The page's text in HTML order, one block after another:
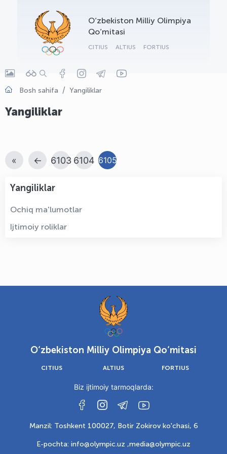
O‘zbekiston Milliy Olimpiya
Qo‘mitasi
CITIUS ALTIUS FORTIUS
Bosh sahifa Yangiliklar
Yangiliklar
« ← 6103 6104 6105
Yangiliklar
Ochiq ma'lumotlar
Ijtimoiy roliklar
O‘zbekiston Milliy Olimpiya Qo‘mitasi
CITIUS ALTIUS FORTIUS
Biz ijtimoiy tarmoqlarda:
Manzil: Toshkent 100027, Botir Zokirov ko'chasi, 6
E-pochta: info@olympic.uz ,media@olympic.uz
OLYMPCHIK AI - yordamchi
Onlayn · olympic.uz